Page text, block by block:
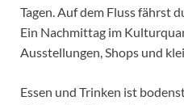
Tagen. Auf dem Fluss fährst
Ein Nachmittag im
Ausstellungen, Shops und
Essen und Trinken ist